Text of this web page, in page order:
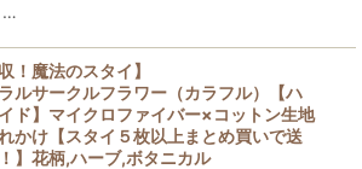
…
！魔法のスタイ】
ルサークルフラワー（カラフル）【ハ
ド】マイクロファイバー×コットン生地
かけ【スタイ５枚以上まとめ買いで送
】花柄,ハーブ,ボタニカル